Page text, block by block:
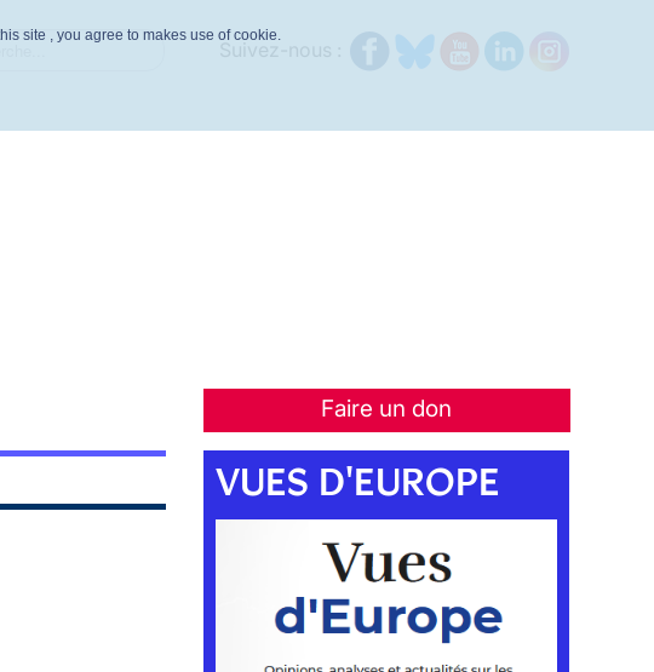
Faire un don
VUES D'EUROPE
site , you agree to makes use of cookie.